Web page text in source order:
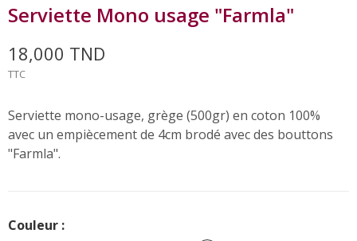
Serviette Mono usage "Farmla"
18,000 TND
TTC
Serviette mono-usage, grège (500gr) en coton 100%
avec un empiècement de 4cm brodé avec des bouttons
"Farmla".
Couleur :